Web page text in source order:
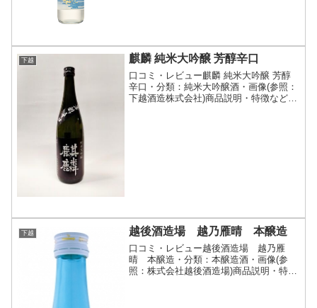
下越 麒麟 純米大吟醸 芳醇辛口
口コミ・レビュー麒麟 純米大吟醸 芳醇
辛口・分類：純米大吟醸酒・画像(参照：
下越酒造株式会社)商品説明・特徴など
下越 越後酒造場 越乃雁晴 本醸造
口コミ・レビュー越後酒造場 越乃雁
晴 本醸造・分類：本醸造酒・画像(参
照：株式会社越後酒造場)商品説明・特徴